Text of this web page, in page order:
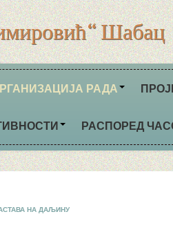
Шабац
РАДА
РАСПОРЕД
НА ДАЉИНУ